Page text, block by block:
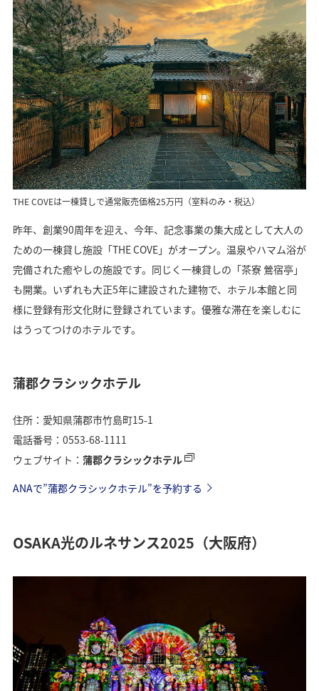
THE COVEは一棟貸しで通常販売価格25万円（室料のみ・税込）
昨年、創業90周年を迎え、今年、記念事業の集大成として大人の
ための一棟貸し施設「THE COVE」がオープン。温泉やハマム浴が
完備された癒やしの施設です。同じく一棟貸しの「茶寮 鶯宿亭」
も開業。いずれも大正5年に建設された建物で、ホテル本館と同
様に登録有形文化財に登録されています。優雅な滞在を楽しむに
はうってつけのホテルです。
蒲郡クラシックホテル
住所：愛知県蒲郡市竹島町15-1
電話番号：0553-68-1111
ウェブサイト： 蒲郡クラシックホテル
ANAで”蒲郡クラシックホテル”を予約する
OSAKA光のルネサンス2025（大阪府）